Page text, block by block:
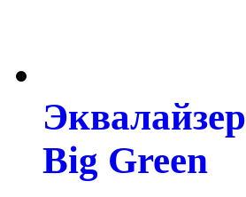
Эквалайзер
Big Green